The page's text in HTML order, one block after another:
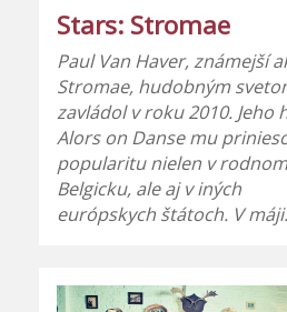
Stars: Stromae
Paul Van Haver, známejší
Stromae, hudobným
zavládol v roku 2010. Jeho
Alors on Danse mu
popularitu nielen v
Belgicku, ale aj v iných
európskych štátoch. V